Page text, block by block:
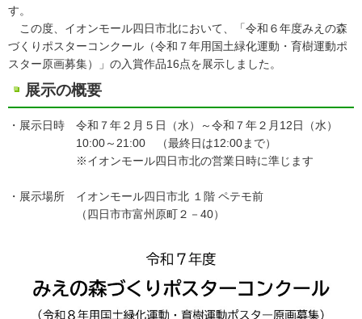
す。
この度、イオンモール四日市北において、「令和６年度みえの森
づくりポスターコンクール（令和７年用国土緑化運動・育樹運動ポ
スター原画募集）」の入賞作品16点を展示しました。
展示の概要
・展示日時 令和７年２月５日（水）～令和７年２月12日（水）
10:00～21:00 （最終日は12:00まで）
※イオンモール四日市北の営業日時に準じます
・展示場所 イオンモール四日市北 １階 ペテモ前
（四日市市富州原町２－40）